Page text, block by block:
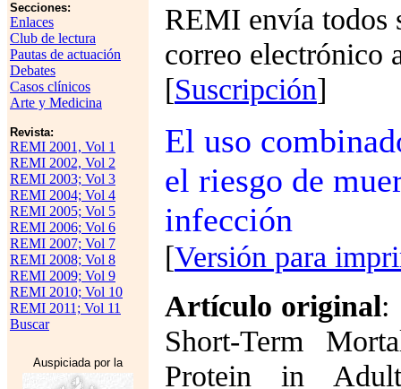
Secciones:
Enlaces
Club de lectura
Pautas de actuación
Debates
Casos clínicos
Arte y Medicina
Revista:
REMI 2001, Vol 1
REMI 2002, Vol 2
REMI 2003; Vol 3
REMI 2004; Vol 4
REMI 2005; Vol 5
REMI 2006; Vol 6
REMI 2007; Vol 7
REMI 2008; Vol 8
REMI 2009; Vol 9
REMI 2010; Vol 10
REMI 2011; Vol 11
Buscar
Auspiciada por la
REMI envía todos
correo electrónico
[Suscripción]
El uso
el riesgo de
infección
[Versión para
Artículo original:
Short-Term
Protein in Adult